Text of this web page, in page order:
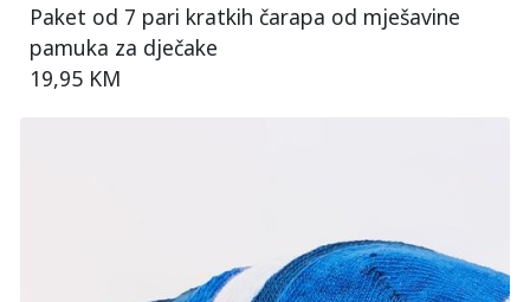
Paket od 7 pari kratkih čarapa od mješavine
pamuka za dječake
19,95 KM